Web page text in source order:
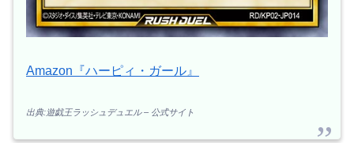
Amazon『ハーピィ・ガール』
出典:遊戯王ラッシュデュエル – 公式サイト